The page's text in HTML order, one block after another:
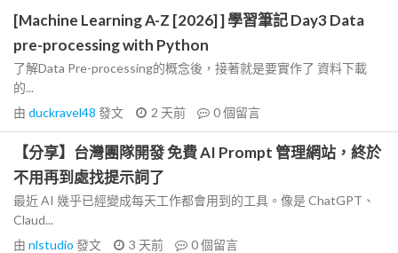
[Machine Learning A-Z [2026] ] 學習筆記 Day3 Data
pre-processing with Python
了解Data Pre-processing的概念後，接著就是要實作了 資料下載
的...
由 duckravel48 發文 2 天前 0個留言
【分享】台灣團隊開發 免費 AI Prompt 管理網站，終於
不用再到處找提示詞了
最近 AI 幾乎已經變成每天工作都會用到的工具。像是 ChatGPT、
Claud...
由 nlstudio 發文 3 天前 0個留言